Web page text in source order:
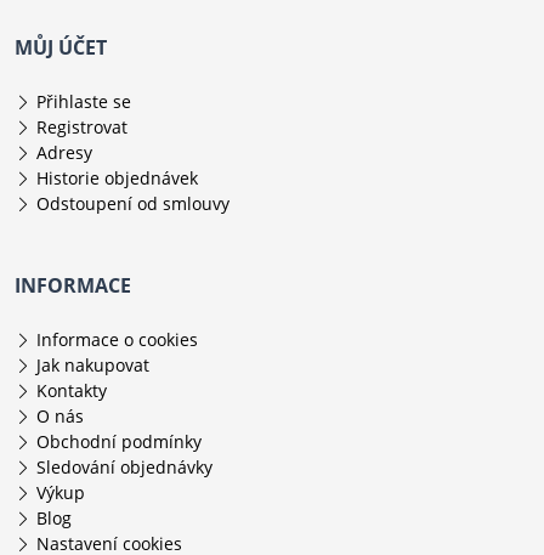
MŮJ ÚČET
Přihlaste se
Registrovat
Adresy
Historie objednávek
Odstoupení od smlouvy
INFORMACE
Informace o cookies
Jak nakupovat
Kontakty
O nás
Obchodní podmínky
Sledování objednávky
Výkup
Blog
Nastavení cookies